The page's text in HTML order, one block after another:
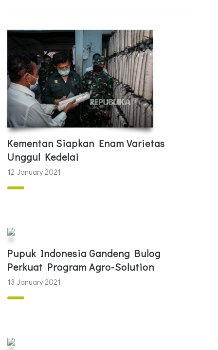
Kementan Siapkan Enam Varietas
Unggul Kedelai
12 January 2021
Pupuk Indonesia Gandeng Bulog
Perkuat Program Agro-Solution
13 January 2021